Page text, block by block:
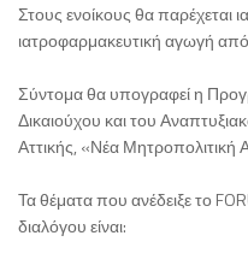
Στους ενοίκους θα παρέχεται
ιατροφαρμακευτική αγωγή από
Σύντομα θα υπογραφεί η
Δικαιούχου και του
Αττικής, «Νέα Μητροπολιτική
Τα θέματα που ανέδειξε το
διαλόγου είναι: